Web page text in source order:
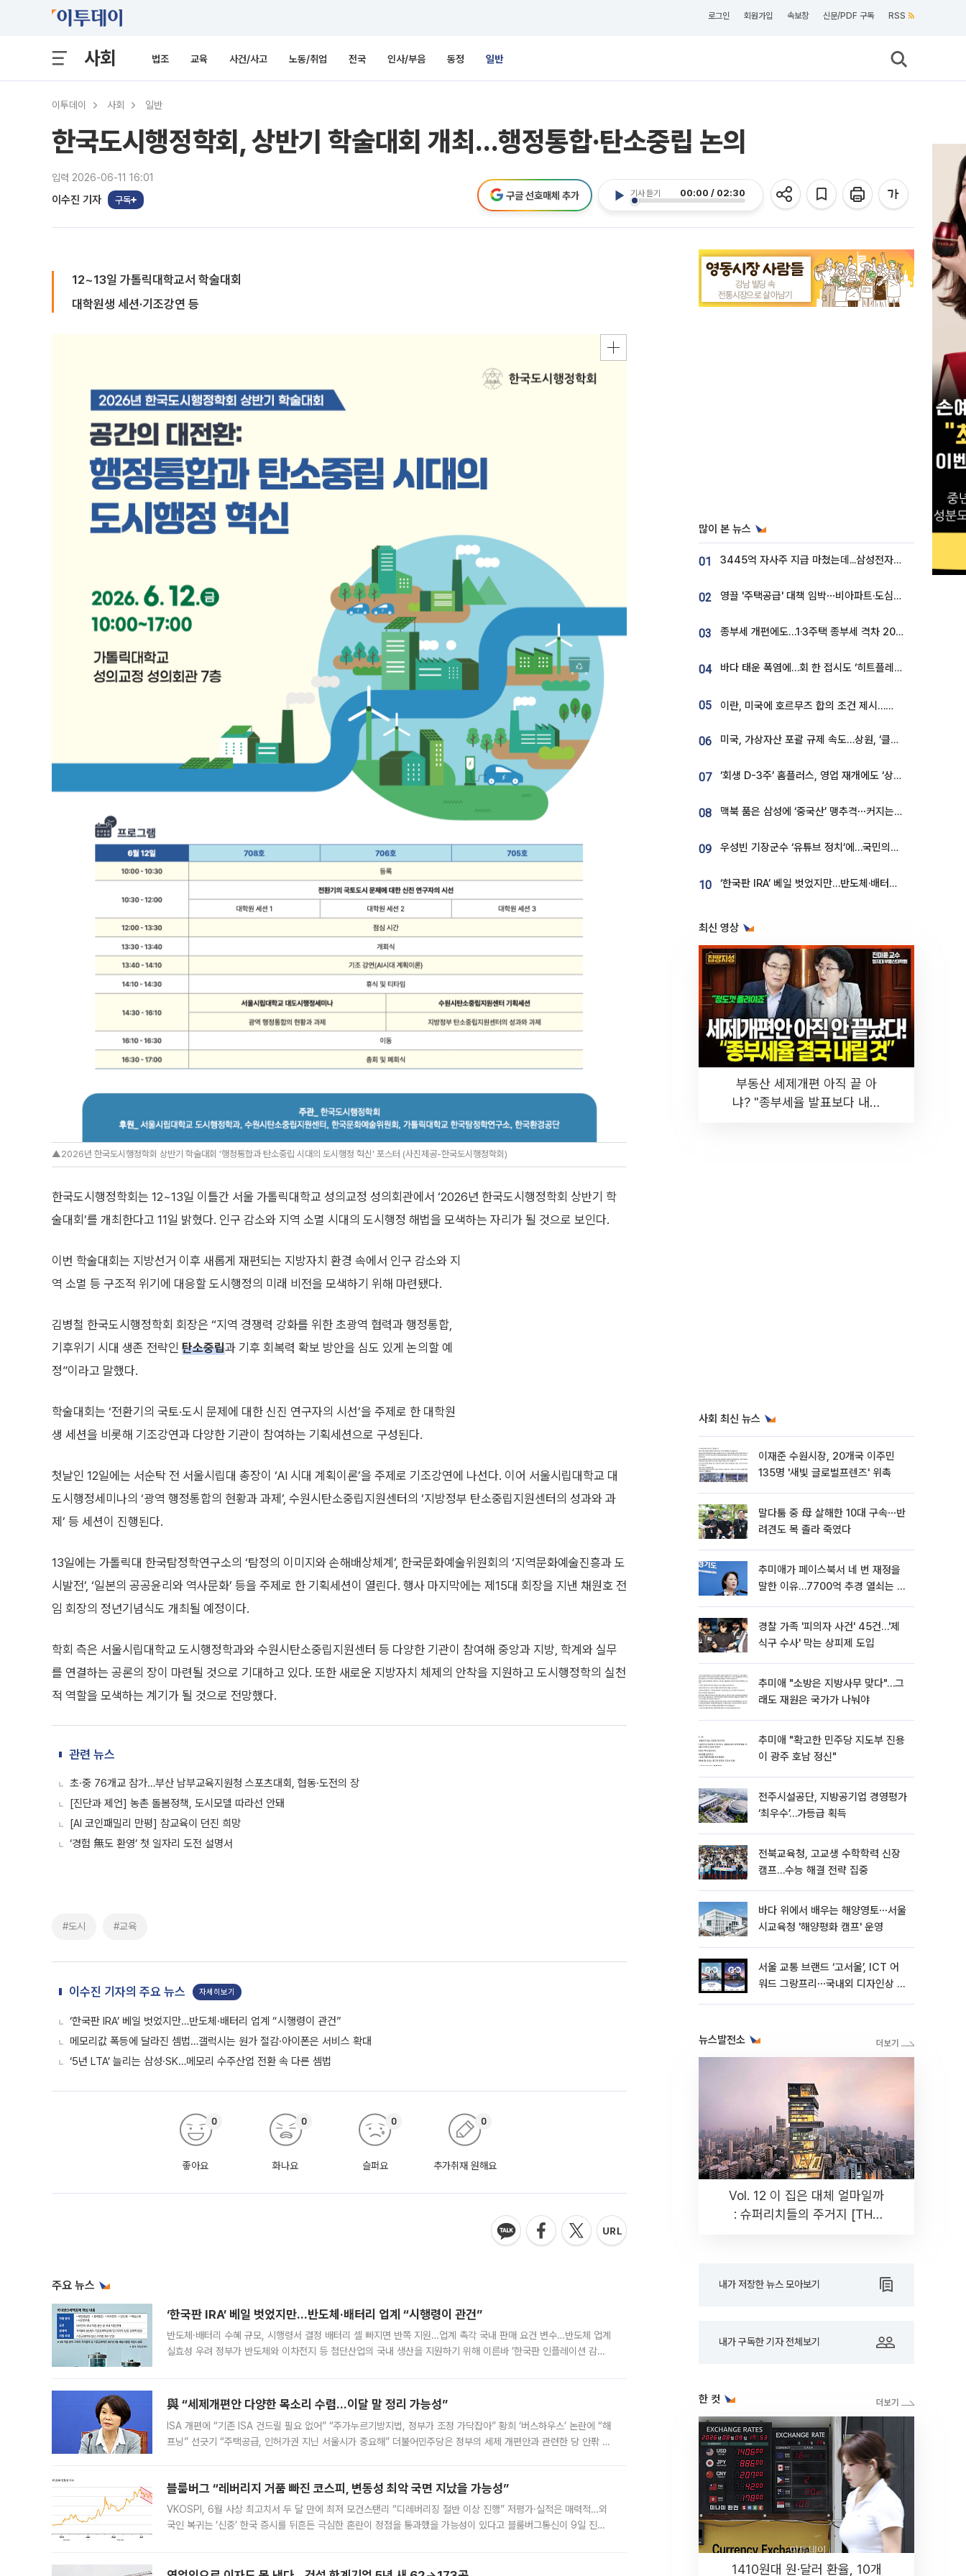
로그인 회원가입 속보창 신문/PDF 구독 RSS
사회 법조 교육 사건/사고 노동/취업 전국 인사/부음 동정 일반
이투데이 사회 일반
한국도시행정학회, 상반기 학술대회 개최…행정통합·탄소중립 논의
입력 2026-06-11 16:01
이수진 기자 구독
기사 듣기 00:00 / 02:30
구글 선호매체 추가
12~13일 가톨릭대학교서 학술대회
대학원생 세션·기조강연 등
▲2026년 한국도시행정학회 상반기 학술대회 '행정통합과 탄소중립 시대의 도시행정 혁신' 포스터 (사진제공-한국도시행정학회)
한국도시행정학회는 12~13일 이틀간 서울 가톨릭대학교 성의교정 성의회관에서 ‘2026년 한국도시행정학회 상반기 학
술대회’를 개최한다고 11일 밝혔다. 인구 감소와 지역 소멸 시대의 도시행정 해법을 모색하는 자리가 될 것으로 보인다.
이번 학술대회는 지방선거 이후 새롭게 재편되는 지방자치 환경 속에서 인구 감소와 지
역 소멸 등 구조적 위기에 대응할 도시행정의 미래 비전을 모색하기 위해 마련됐다.
김병철 한국도시행정학회 회장은 “지역 경쟁력 강화를 위한 초광역 협력과 행정통합,
기후위기 시대 생존 전략인 탄소중립과 기후 회복력 확보 방안을 심도 있게 논의할 예
정”이라고 말했다.
학술대회는 ‘전환기의 국토·도시 문제에 대한 신진 연구자의 시선’을 주제로 한 대학원
생 세션을 비롯해 기조강연과 다양한 기관이 참여하는 기획세션으로 구성된다.
첫날인 12일에는 서순탁 전 서울시립대 총장이 ‘AI 시대 계획이론’을 주제로 기조강연에 나선다. 이어 서울시립대학교 대
도시행정세미나의 ‘광역 행정통합의 현황과 과제’, 수원시탄소중립지원센터의 ‘지방정부 탄소중립지원센터의 성과와 과
제’ 등 세션이 진행된다.
13일에는 가톨릭대 한국탐정학연구소의 ‘탐정의 이미지와 손해배상체계’, 한국문화예술위원회의 ‘지역문화예술진흥과 도
시발전’, ‘일본의 공공윤리와 역사문화’ 등을 주제로 한 기획세션이 열린다. 행사 마지막에는 제15대 회장을 지낸 채원호 전
임 회장의 정년기념식도 개최될 예정이다.
학회 측은 서울시립대학교 도시행정학과와 수원시탄소중립지원센터 등 다양한 기관이 참여해 중앙과 지방, 학계와 실무
를 연결하는 공론의 장이 마련될 것으로 기대하고 있다. 또한 새로운 지방자치 체제의 안착을 지원하고 도시행정학의 실천
적 역할을 모색하는 계기가 될 것으로 전망했다.
관련 뉴스
초·중 76개교 참가…부산 남부교육지원청 스포츠대회, 협동·도전의 장
[진단과 제언] 농촌 돌봄정책, 도시모델 따라선 안돼
[AI 코인패밀리 만평] 참교육이 던진 희망
‘경험 無도 환영’ 첫 일자리 도전 설명서
#도시 #교육
이수진 기자의 주요 뉴스 자세히보기
‘한국판 IRA’ 베일 벗었지만…반도체·배터리 업계 “시행령이 관건”
메모리값 폭등에 달라진 셈법…갤럭시는 원가 절감·아이폰은 서비스 확대
‘5년 LTA’ 늘리는 삼성·SK…메모리 수주산업 전환 속 다른 셈법
좋아요
0
화나요
0
슬퍼요
0
추가취재 원해요
0
주요 뉴스
‘한국판 IRA’ 베일 벗었지만…반도체·배터리 업계 “시행령이 관건”
반도체·배터리 수혜 규모, 시행령서 결정 배터리 셀 빠지면 반쪽 지원…업계 촉각 국내 판매 요건 변수…반도체 업계
실효성 우려 정부가 반도체와 이차전지 등 첨단산업의 국내 생산을 지원하기 위해 이른바 ‘한국판 인플레이션 감축
與 “세제개편안 다양한 목소리 수렴…이달 말 정리 가능성”
ISA 개편에 “기존 ISA 건드릴 필요 없어” “주가누르기방지법, 정부가 조정 가닥잡아” 황희 ‘버스하우스’ 논란에 “해
프닝” 선긋기 “주택공급, 인허가권 지닌 서울시가 중요해” 더불어민주당은 정부의 세제 개편안과 관련한 당 안팎 의
블룸버그 “레버리지 거품 빠진 코스피, 변동성 최악 국면 지났을 가능성”
VKOSPI, 6월 사상 최고치서 두 달 만에 최저 모건스탠리 “디레버리징 절반 이상 진행” 저평가·실적은 매력적…외
국인 복귀는 ‘신중’ 한국 증시를 뒤흔든 극심한 혼란이 정점을 통과했을 가능성이 있다고 블룸버그통신이 9일 진단
많이 본 뉴스
01 3445억 자사주 지급 마쳤는데...삼성전자 DX노조, 뒤늦은 '떼쓰기 집회'
02 영끌 '주택공급' 대책 임박⋯비아파트·도심복합까지 총동원
03 종부세 개편에도…1·3주택 종부세 격차 2028년부터 확대
04 바다 태운 폭염에…회 한 접시도 ‘히트플레이션’
05 이란, 미국에 호르무즈 합의 조건 제시…美 “경기 아직 안 끝나” [종합]
06 미국, 가상자산 포괄 규제 속도…상원, ‘클래리티법’ 9월 절차투표 추진
07 ‘회생 D-3주’ 홈플러스, 영업 재개에도 ‘상품 공급망’ 복구가 생존 관건
08 맥북 품은 삼성에 ‘중국산’ 맹추격⋯커지는 노트북 OLED 시장
09 우성빈 기장군수 ‘유튜브 정치’에…국민의힘 군의원들 집단 반발
10 ‘한국판 IRA’ 베일 벗었지만…반도체·배터리 업계 “시행령이 관건”
최신 영상
부동산 세제개편 아직 끝 아
냐? "종부세율 발표보다 내릴
사회 최신 뉴스
이재준 수원시장, 20개국 이주민
135명 '새빛 글로벌프렌즈' 위촉
말다툼 중 母 살해한 10대 구속⋯반
려견도 목 졸라 죽였다
추미애가 페이스북서 네 번 재정을
말한 이유…7700억 추경 열쇠는 도
경찰 가족 '피의자 사건' 45건…'제
식구 수사' 막는 상피제 도입
추미애 "소방은 지방사무 맞다"…그
래도 재원은 국가가 나눠야
추미애 "확고한 민주당 지도부 진용
이 광주 호남 정신"
전주시설공단, 지방공기업 경영평가
‘최우수’…가등급 획득
전북교육청, 고교생 수학학력 신장
캠프…수능 해결 전략 집중
바다 위에서 배우는 해양영토⋯서울
시교육청 '해양평화 캠프' 운영
서울 교통 브랜드 ‘고서울’, ICT 어
워드 그랑프리⋯국내외 디자인상 4
뉴스발전소
Vol. 12 이 집은 대체 얼마일까
: 슈퍼리치들의 주거지 [THE
내가 저장한 뉴스 모아보기
내가 구독한 기자 전체보기
한 컷
1410원대 원·달러 환율, 10개